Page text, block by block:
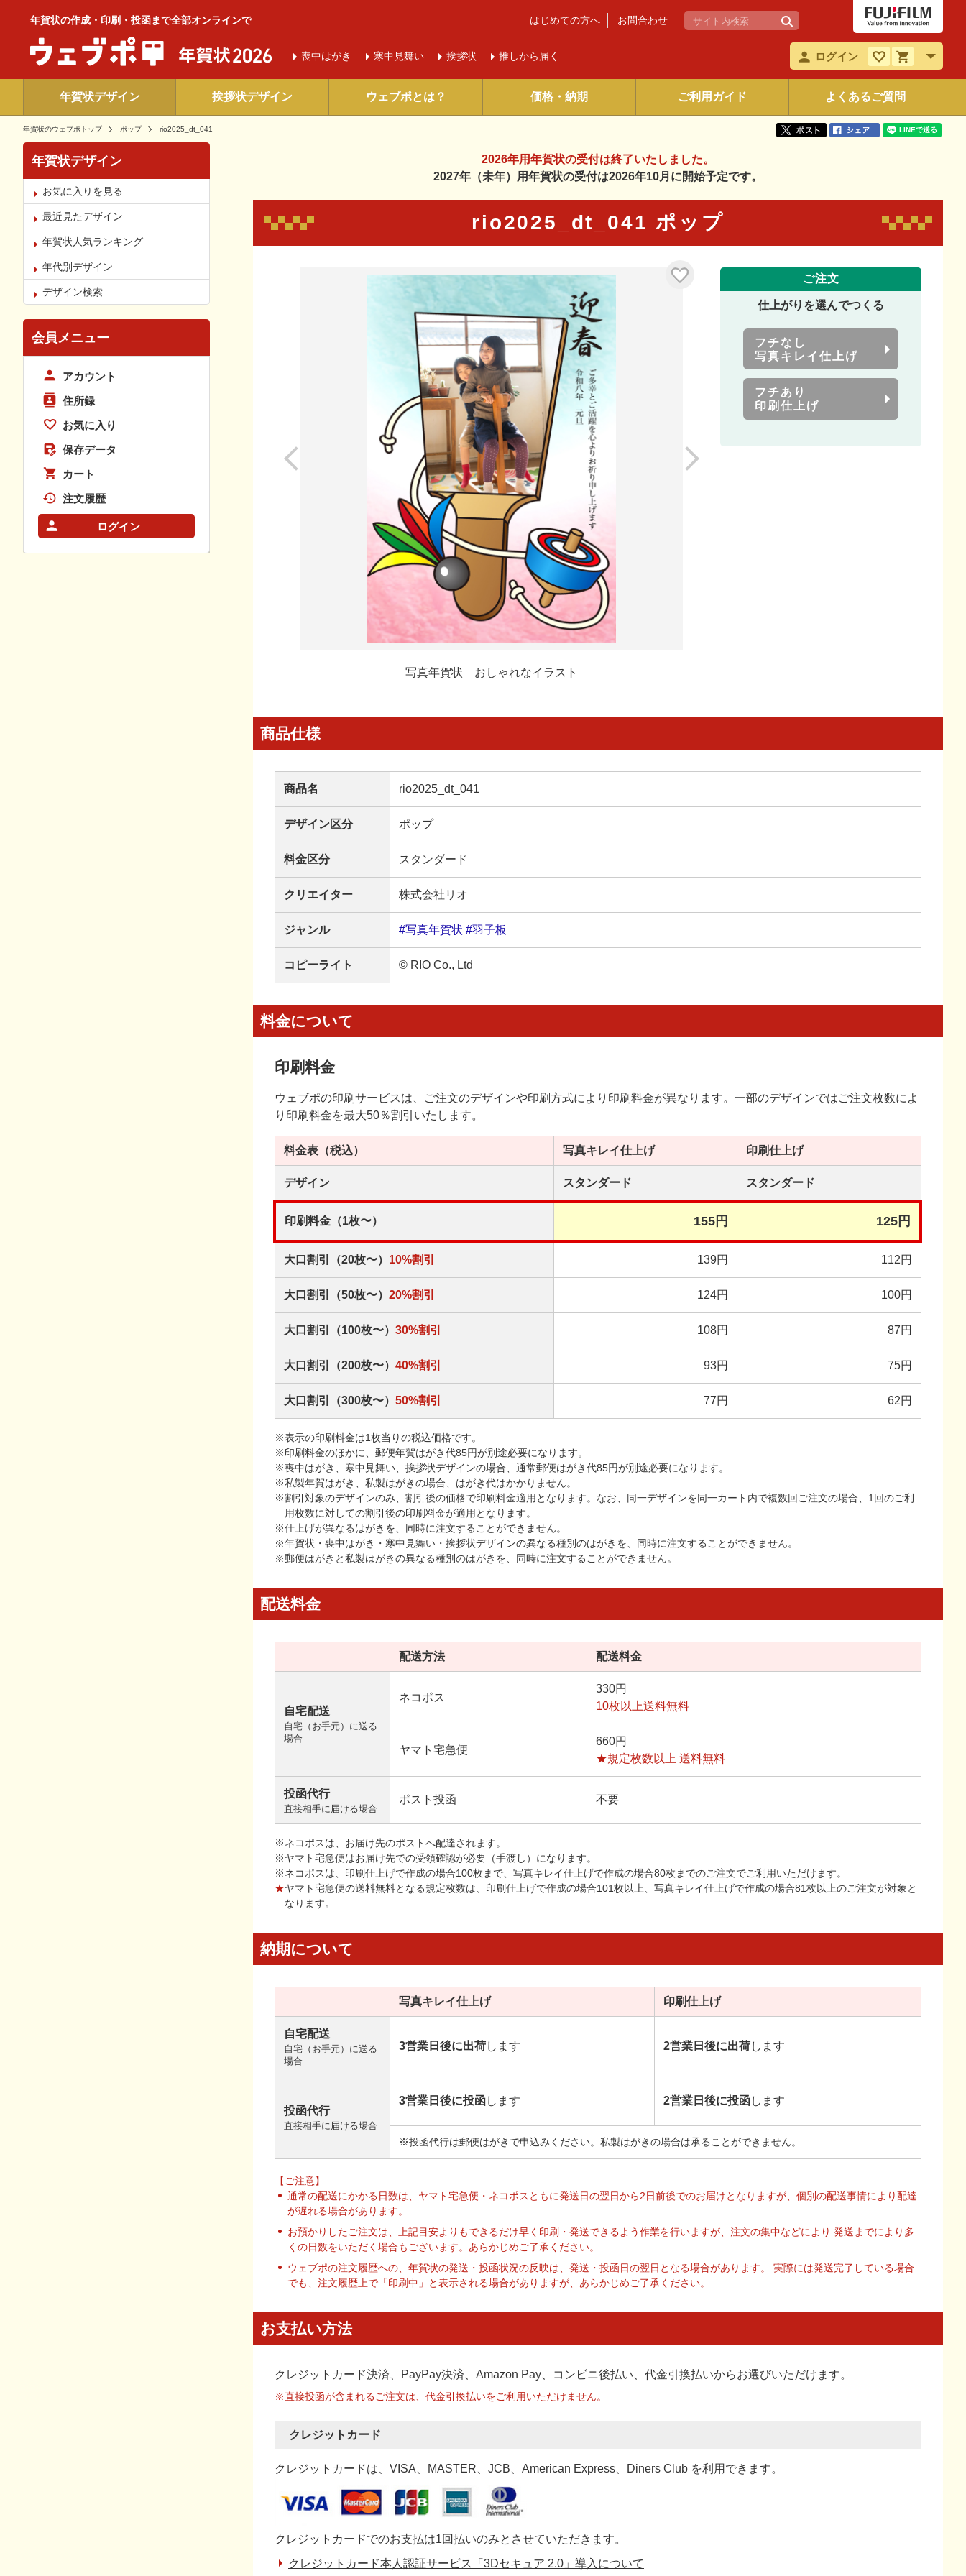
年賀状の作成・印刷・投函まで全部オンラインで
喪中はがき 寒中 見舞い 挨拶状 推しから届く
はじめての方へ お問合わせ
ログイン
年賀状デザイン 挨拶状デザイン ウェブポとは？ 価格・納期 ご利用ガイド よくあるご質問
年賀状のウェブポトップ ポップ rio2025_dt_041
2026年用年賀状の受付は終了いたしました。
2027年（未年）用年賀状の受付は2026年10月に開始予定です。
rio2025_dt_041 ポップ
写真年賀状 おしゃれなイラスト
ご注文
仕上がりを選んでつくる
フチなし
写真キレイ仕上げ
フチあり
印刷仕上げ
商品仕様
商品名 rio2025_dt_041
デザイン区分 ポップ
料金区分 スタンダード
クリエイター 株式会社リオ
ジャンル #写真年賀状 #羽子板
コピーライト © RIO Co., Ltd
料金について
印刷料金
ウェブポの印刷サービスは、ご注文のデザインや印刷方式により印刷料金が異なります。一部のデザインではご注文枚数によ
り印刷料金を最大50％割引いたします。
料金表 （税込） 写真キレイ仕上げ 印刷仕上げ
デザイン スタンダード スタンダード
印刷料金（1枚〜） 155円 125円
大口割引（20枚〜） 10%割引 139円 112円
大口割引（50枚〜） 20%割引 124円 100円
大口割引（100枚〜） 30%割引 108円 87円
大口割引（200枚〜） 40%割引 93円 75円
大口割引（300枚〜） 50%割引 77円 62円
※表示の印刷料金は1枚当りの税込価格です。
※印刷料金のほかに、郵便年賀はがき代85円が別途必要になります。
※喪中はがき、寒中見舞い、挨拶状デザインの場合、通常郵便はがき代85円が別途必要になります。
※私製年賀はがき、私製はがきの場合、はがき代はかかりません。
※割引対象のデザインのみ、割引後の価格で印刷料金適用となります。なお、同一デザインを同一カート内で複数回ご注文の場合、1回のご利
用枚数に対しての割引後の印刷料金が適用となります。
※仕上げが異なるはがきを、同時に注文することができません。
※年賀状・喪中はがき・寒中見舞い・挨拶状デザインの異なる種別のはがきを、同時に注文することができません。
※郵便はがきと私製はがきの異なる種別のはがきを、同時に注文することができません。
配送料金
配送方法 配送料金
自宅配送
自宅（お手元）に送る
場合
ネコポス
330円
10枚以上送料無料
ヤマト宅急便
660円
★規定枚数以上 送料無料
投函代行
直接相手に届ける場合
ポスト投函 不要
※ネコポスは、お届け先のポストへ配達されます。
※ヤマト宅急便はお届け先での受領確認が必要（手渡し）になります。
※ネコポスは、印刷仕上げで作成の場合100枚まで、写真キレイ仕上げで作成の場合80枚までのご注文でご利用いただけます。
★ヤマト宅急便の送料無料となる規定枚数は、印刷仕上げで作成の場合101枚以上、写真キレイ仕上げで作成の場合81枚以上のご注文が対象と
なります。
納期について
写真キレイ仕上げ 印刷仕上げ
自宅配送
自宅（お手元）に送る
場合
3営業日後に出荷します 2営業日後に出荷します
投函代行
直接相手に届ける場合
3営業日後に投函します 2営業日後に投函します
※投函代行は郵便はがきで申込みください。私製はがきの場合は承ることができません。
【ご注意】
通常の配送にかかる日数は、ヤマト宅急便・ネコポスともに発送日の翌日から2日前後でのお届けとなりますが、個別の配送事情により配達
が遅れる場合があります。
お預かりしたご注文は、上記目安よりもできるだけ早く印刷・発送できるよう作業を行いますが、注文の集中などにより 発送までにより多
くの日数をいただく場合もございます。あらかじめご了承ください。
ウェブポの注文履歴への、年賀状の発送・投函状況の反映は、発送・投函日の翌日となる場合があります。 実際には発送完了している場合
でも、注文履歴上で「印刷中」と表示される場合がありますが、あらかじめご了承ください。
お支払い方法
クレジットカード決済、PayPay決済 、Amazon Pay、コンビニ後払い、代金引換払いからお選びいただけます。
※直接投函が含まれるご注文は、代金引換払いをご利用いただけません。
クレジットカード
クレジットカードは、VISA、MASTER、JCB、American Express、Diners Club を利用できます。
クレジットカードでのお支払は1回払いのみとさせていただきます。
クレジットカード本人認証サービス「3Dセキュア 2.0」導入について
年賀状デザイン
お気に入りを見る
最近見たデザイン
年賀状人気ランキング
年代別デザイン
デザイン検索
会員メニュー
アカウント
住所録
お気に入り
保存データ
カート
注文履歴
ログイン